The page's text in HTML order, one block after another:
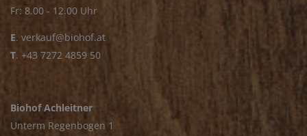
Fr: 8.00 - 12.00 Uhr
E. verkauf@biohof.at
T. +43 7272 4859 50
Biohof Achleitner
Unterm Regenbogen 1